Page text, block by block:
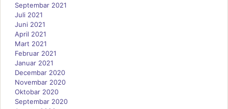
Septembar 2021
Juli 2021
Juni 2021
April 2021
Mart 2021
Februar 2021
Januar 2021
Decembar 2020
Novembar 2020
Oktobar 2020
Septembar 2020